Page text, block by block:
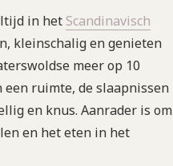
in het Scandinavisch
kleinschalig en genieten
meer op 10
een ruimte, de slaapnissen
en knus. Aanrader is om
en het eten in het